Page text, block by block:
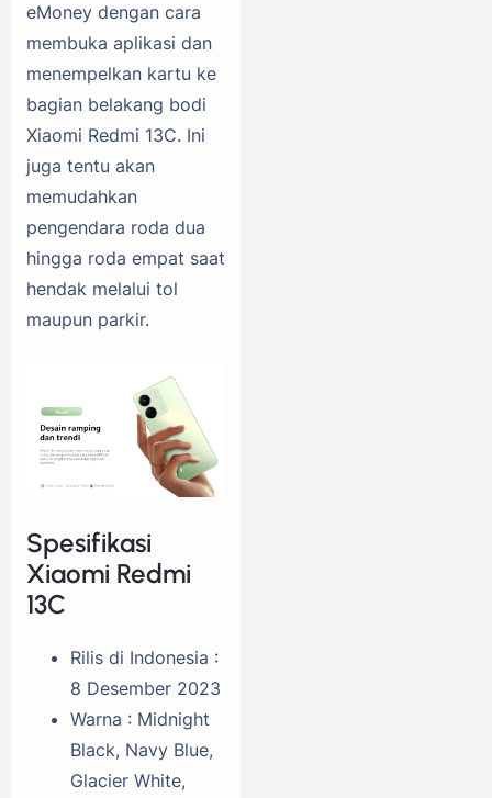
eMoney dengan cara
membuka aplikasi dan
menempelkan kartu ke
bagian belakang bodi
Xiaomi Redmi 13C. Ini
juga tentu akan
memudahkan
pengendara roda dua
hingga roda empat saat
hendak melalui tol
maupun parkir.
Spesifikasi
Xiaomi Redmi
13C
Rilis di Indonesia :
8 Desember 2023
Warna : Midnight
Black, Navy Blue,
Glacier White,